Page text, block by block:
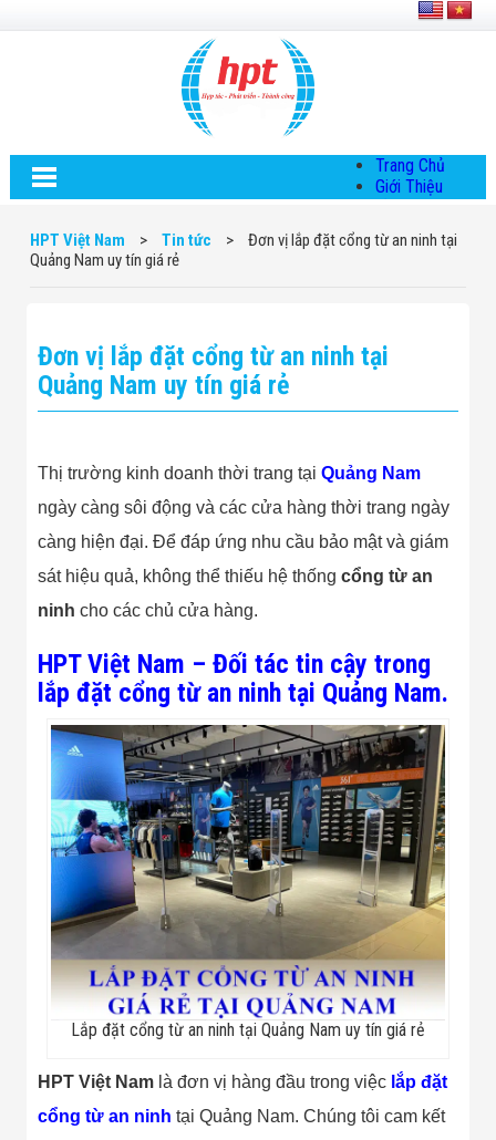
Trang Chủ
Giới Thiệu
Nam
Hội Đồng Quản
Mật Thông Tin
Chiến Lược
Thông Tin
Giải Pháp Thiết
Bị Ngành Thủy
Sản - Đông
Lạnh
Giải Pháp Thiết
Bị Ngành Thực
Mặc - Giày Da
Giải Pháp Thiết
Bị Ngành Linh
Kiện Điện Tử
Giải Pháp Thiết
Bị Ngành Giáo
Dục
Giải Pháp Thiết
Bị Ngành Bán
Lẻ - Retail
Giải Pháp
Chuyên Dụng
Ngành Công An
- Quân Đội
Giải Pháp Bãi
Giữ Xe Thông
Minh
Sản Phẩm
NINH
Camera Thông
Minh
HPT Việt Nam > Tin tức >
Đơn vị lắp đặt cổng từ an ninh tại
Quảng Nam uy tín giá rẻ
Đơn vị lắp đặt cổng từ an ninh tại
Quảng Nam uy tín giá rẻ
Thị trường kinh doanh thời trang tạiQuảng Nam
ngày càng sôi động và các cửa hàng thời trang ngày
càng hiện đại. Để đáp ứng nhu cầu bảo mật và giám
sát hiệu quả, không thể thiếu hệ thốngcổng từ an
ninh cho các chủ cửa hàng.
HPT Việt Nam – Đối tác tin cậy trong
lắp đặt cổng từ an ninh tại Quảng Nam.
Lắp đặt cổng từ an ninh tại Quảng Nam uy tín giá rẻ
HPT Việt Nam là đơn vị hàng đầu trong việc lắp đặt
cổng từ an ninh tại Quảng Nam. Chúng tôi cam kết